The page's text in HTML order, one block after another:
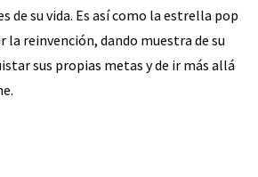
de su vida. Es así como la estrella pop
la reinvención, dando muestra de su
sus propias metas y de ir más allá